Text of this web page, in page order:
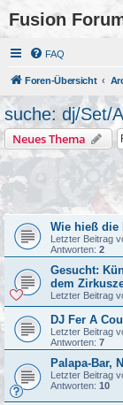
Fusion
FAQ
Foren-Übersicht
suche: dj/Set/
Neues Thema
Wie hieß die
Letzter Beitrag
Antworten: 2
Gesucht:
dem
Letzter Beitrag
DJ Fer A
Letzter Beitrag
Antworten: 7
Palapa-Bar,
Letzter Beitrag
Antworten: 10